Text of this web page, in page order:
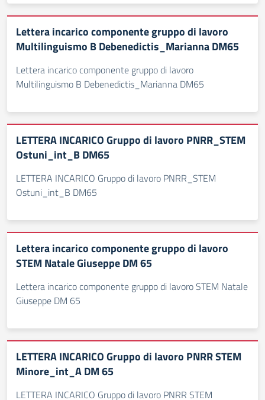
Lettera incarico componente gruppo di lavoro
Multilinguismo B Debenedictis_Marianna DM65
Lettera incarico componente gruppo di lavoro
Multilinguismo B Debenedictis_Marianna DM65
LETTERA INCARICO Gruppo di lavoro PNRR_STEM
Ostuni_int_B DM65
LETTERA INCARICO Gruppo di lavoro PNRR_STEM
Ostuni_int_B DM65
Lettera incarico componente gruppo di lavoro
STEM Natale Giuseppe DM 65
Lettera incarico componente gruppo di lavoro STEM Natale
Giuseppe DM 65
LETTERA INCARICO Gruppo di lavoro PNRR STEM
Minore_int_A DM 65
LETTERA INCARICO Gruppo di lavoro PNRR STEM